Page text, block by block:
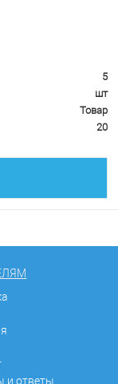
5
шт
Товар
20
и ответы